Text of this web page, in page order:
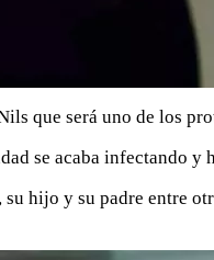
que será uno de los
se acaba infectando y
hijo y su padre entre